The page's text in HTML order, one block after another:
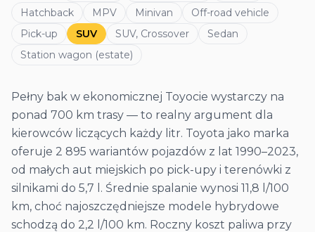
Hatchback
MPV Minivan
Off-road vehicle
Pick-up
SUV SUV, Crossover
Sedan
Station wagon (estate)
Pełny bak w ekonomicznej Toyocie wystarczy na
ponad 700 km trasy — to realny argument dla
kierowców liczących każdy litr. Toyota jako marka
oferuje 2 895 wariantów pojazdów z lat 1990–2023,
od małych aut miejskich po pick-upy i terenówki z
silnikami do 5,7 l. Średnie spalanie wynosi 11,8 l/100
km, choć najoszczędniejsze modele hybrydowe
schodzą do 2,2 l/100 km. Roczny koszt paliwa przy